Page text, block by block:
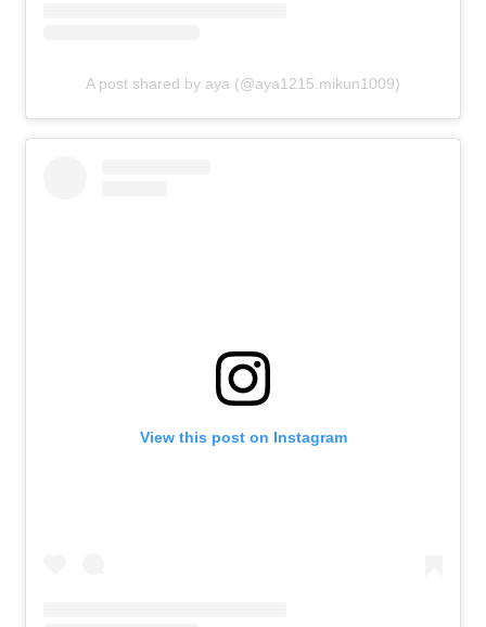
A post shared by aya (@aya1215.mikun1009)
View this post on Instagram